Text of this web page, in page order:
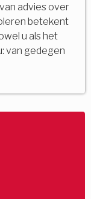
advies over
betekent
u als het
van gedegen